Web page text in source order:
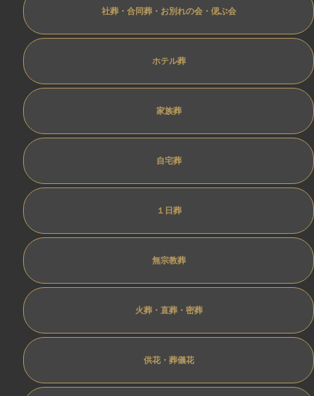
社葬・合同葬・お別れの会・偲ぶ会
ホテル葬
家族葬
自宅葬
１日葬
無宗教葬
火葬・直葬・密葬
供花・葬儀花